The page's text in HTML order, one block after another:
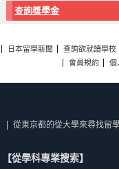
查詢獎學金
日本留學新聞 查詢欲就讀學校
會員規約
個
從東京都的從大學來尋找留
【從學科專業搜索】